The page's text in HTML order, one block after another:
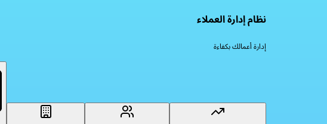
نظام إدارة العملاء
إدارة أعمالك بكفاءة